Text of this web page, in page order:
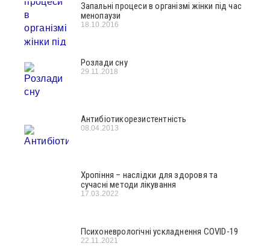
Запальні процеси в організмі жінки під час
менопаузи
18.10.2016
Розлади cну
29.11.2018
Антибіотикорезистентність
08.04.2013
Хропіння – наслідки для здоровя та
сучасні методи лікування
17.03.2022
Психоневрологічні ускладнення COVID-19
22.11.2021